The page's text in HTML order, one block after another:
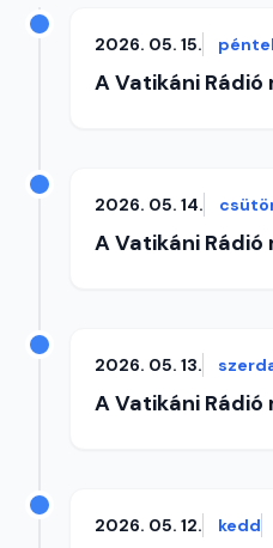
2026. 05. 15.
A Vatikáni
2026. 05. 14.
A Vatikáni
2026. 05. 13.
A Vatikáni
2026. 05. 12. kedd